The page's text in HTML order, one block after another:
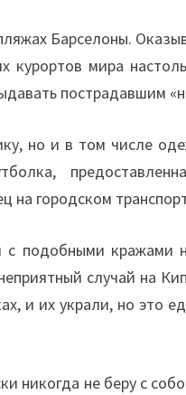
ПРОБЛЕМ?
Барселоны.
курортов мира
пострадавшим
но и в том числе
на городском
с подобными кражами
случай на
и их украли, но это
никогда не беру с